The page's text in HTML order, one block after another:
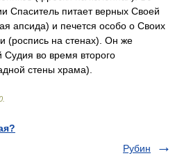
Спаситель питает верных Своей
апсида) и печется особо о Своих
(роспись на стенах). Он же
во время второго
стены храма).
Рубин